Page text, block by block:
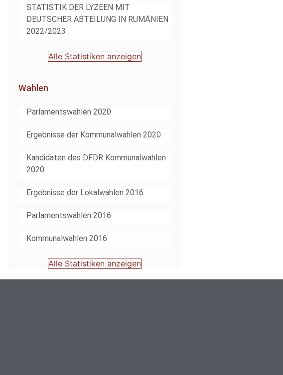
STATISTIK DER LYZEEN MIT
DEUTSCHER ABTEILUNG IN RUMÄNIEN
2022/2023
Alle Statistiken anzeigen
Wahlen
Parlamentswahlen 2020
Ergebnisse der Kommunalwahlen 2020
Kandidaten des DFDR Kommunalwahlen
2020
Ergebnisse der Lokalwahlen 2016
Parlamentswahlen 2016
Kommunalwahlen 2016
Alle Statistiken anzeigen